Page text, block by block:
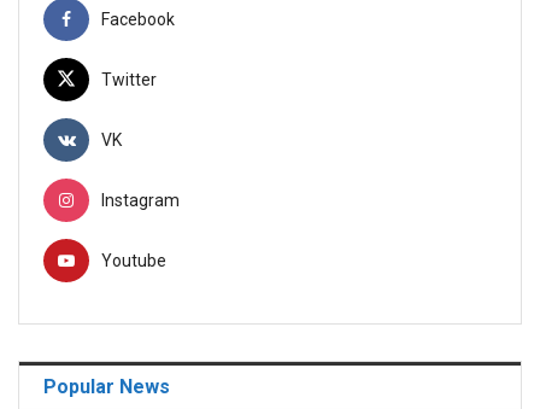
Facebook
Twitter
VK
Instagram
Youtube
Popular News